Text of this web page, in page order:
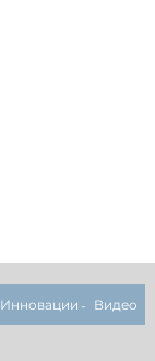
Инновации Видео